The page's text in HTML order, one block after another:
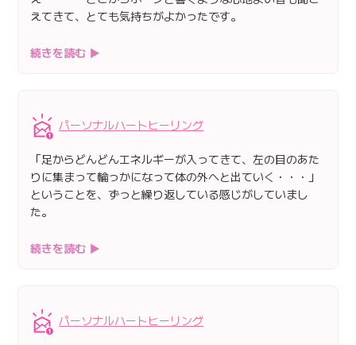
えてきて、とても気持ちがよかったです。
続きを読む ▶
パーソナルハートヒーリング
「足からどんどんエネルギーが入ってきて、左の目のあた
りに集まって輪っかになって体の外へと出ていく・・・」
ということを、ずっと繰り返している感じがしていまし
た。
続きを読む ▶
パーソナルハートヒーリング